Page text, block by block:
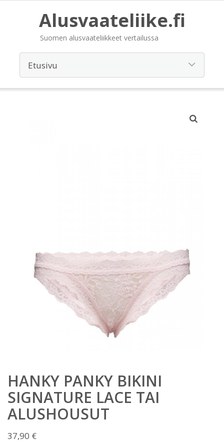
Alusvaateliike.fi
Suomen alusvaateliikkeet vertailussa
HANKY PANKY BIKINI
SIGNATURE LACE TAI
ALUSHOUSUT
37,90 €